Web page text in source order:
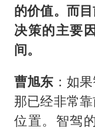
的价值。而
决策的主要
间。
曹旭东 ：如
那已经非常
位置。智驾